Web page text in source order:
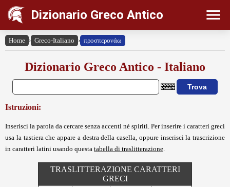
Dizionario Greco Antico
Home › Greco-Italiano › προσπερονάω
Dizionario Greco Antico - Italiano
Istruzioni:
Inserisci la parola da cercare senza accenti né spiriti. Per inserire i caratteri greci
usa la tastiera che appare a destra della casella, oppure inserisci la trascrizione
in caratteri latini usando questa tabella di traslitterazione
TRASLITTERAZIONE CARATTERI
GRECI